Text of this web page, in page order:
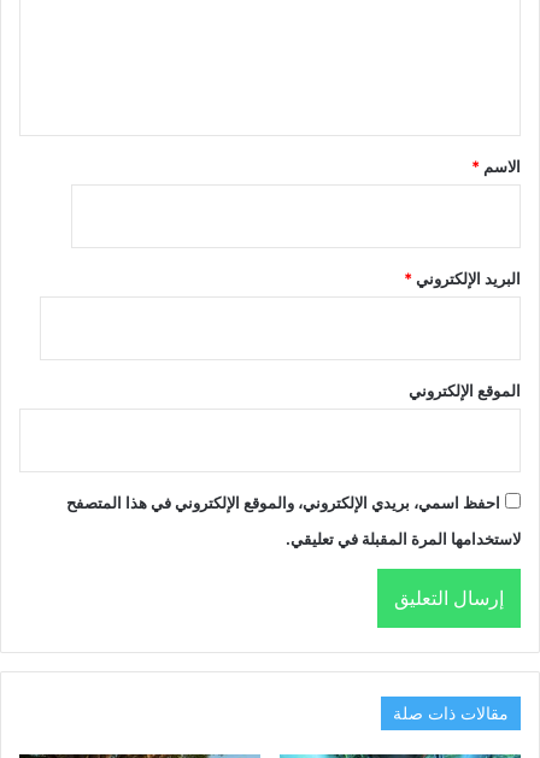
الاسم *
البريد الإلكتروني*
الموقع الإلكتروني
احفظ اسمي، بريدي الإلكتروني، والموقع الإلكتروني في هذا المتصفح
لاستخدامها المرة المقبلة في تعليقي.
مقالات ذات صلة